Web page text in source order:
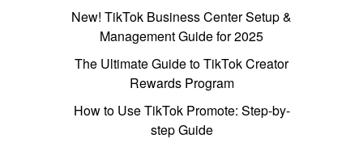
New! TikTok Business Center Setup &
Management Guide for 2025
The Ultimate Guide to TikTok Creator
Rewards Program
How to Use TikTok Promote: Step-by-
step Guide